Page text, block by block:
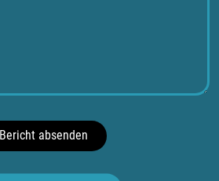
Bericht absenden